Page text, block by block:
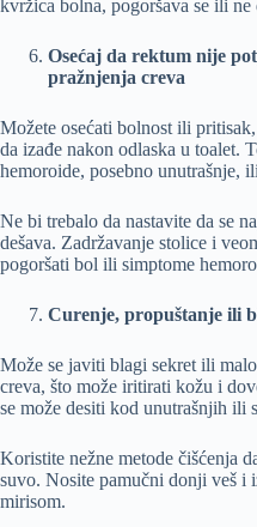
kvržica bolna, pogoršava se ili
Osećaj da rektum nije
pražnjenja creva
Možete osećati bolnost ili
da izađe nakon odlaska u toalet.
hemoroide, posebno unutrašnje,
Ne bi trebalo da nastavite da se
dešava. Zadržavanje stolice i
pogoršati bol ili simptome
Curenje, propuštanje ili
Može se javiti blagi sekret ili
creva, što može iritirati kožu i
se može desiti kod unutrašnjih ili
Koristite nežne metode čišćenja
suvo. Nosite pamučni donji veš i
mirisom.